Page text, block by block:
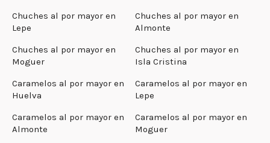
Chuches al por mayor en
Lepe
Chuches al por mayor en
Almonte
Chuches al por mayor en
Moguer
Chuches al por mayor en
Isla Cristina
Caramelos al por mayor en
Huelva
Caramelos al por mayor en
Lepe
Caramelos al por mayor en
Almonte
Caramelos al por mayor en
Moguer